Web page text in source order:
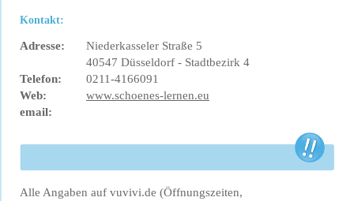
Kontakt:
Adresse:
Niederkasseler Straße 5
40547 Düsseldorf - Stadtbezirk 4
Telefon:
0211-4166091
Web:
www.schoenes-lernen.eu
email:
Alle Angaben auf vuvivi.de (Öffnungszeiten,